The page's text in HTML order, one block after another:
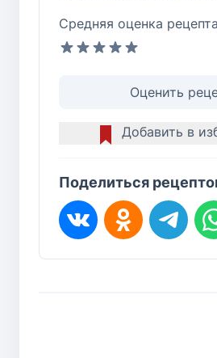
Средняя оценка
Оценить
Добавить в
Поделиться